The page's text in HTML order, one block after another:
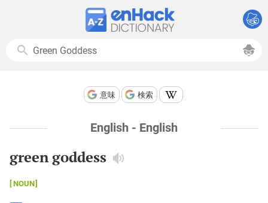
意味 検索
English - English
green goddess
NOUN